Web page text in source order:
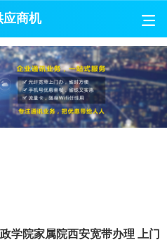
应商机
学院家属院西安宽带办理 上门